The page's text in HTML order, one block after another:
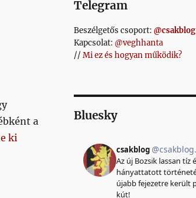
a
ki
Telegram
Beszélgetős csoport: @csakblog
Kapcsolat: @veghhanta
// Mi ez és hogyan működik?
Bluesky